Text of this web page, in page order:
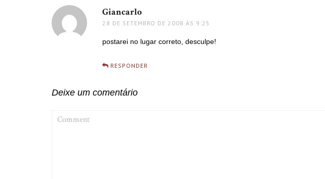
Giancarlo
28 DE SETEMBRO DE 2008 ÀS 9:25
postarei no lugar correto, desculpe!
RESPONDER
Deixe um comentário